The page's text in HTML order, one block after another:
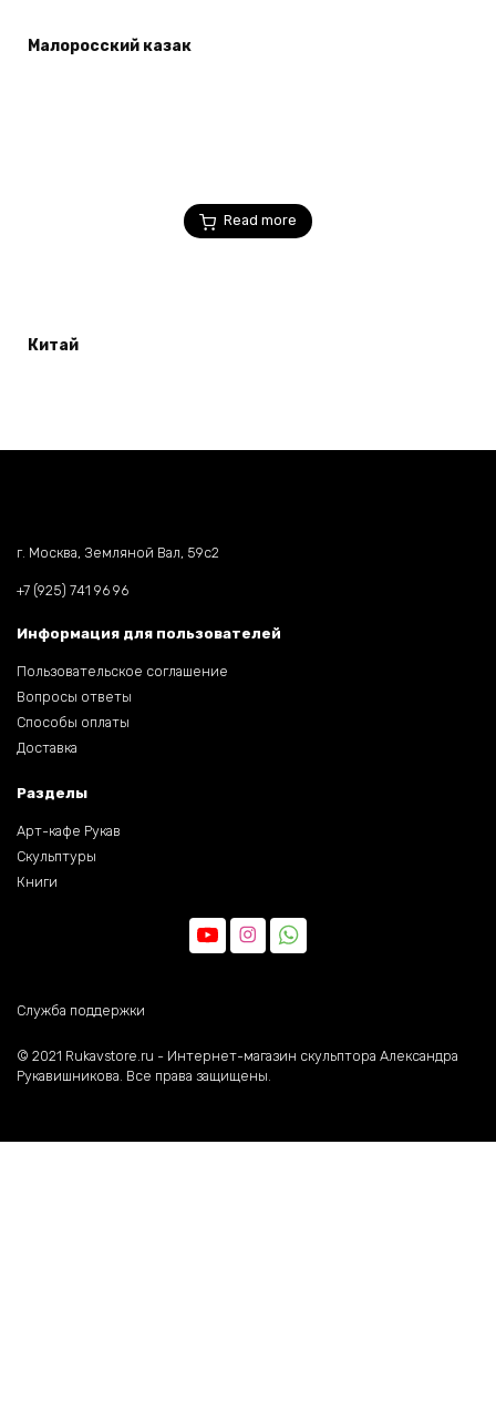
Малоросский казак
Read more
Китай
г. Москва, Земляной Вал, 59c2
+7 (925) 741 96 96
Информация для пользователей
Пользовательское соглашение
Вопросы ответы
Способы оплаты
Доставка
Разделы
Арт-кафе Рукав
Скульптуры
Книги
Служба поддержки
©️ 2021 Rukavstore.ru - Интернет-магазин скульптора Александра
Рукавишникова. Все права защищены.